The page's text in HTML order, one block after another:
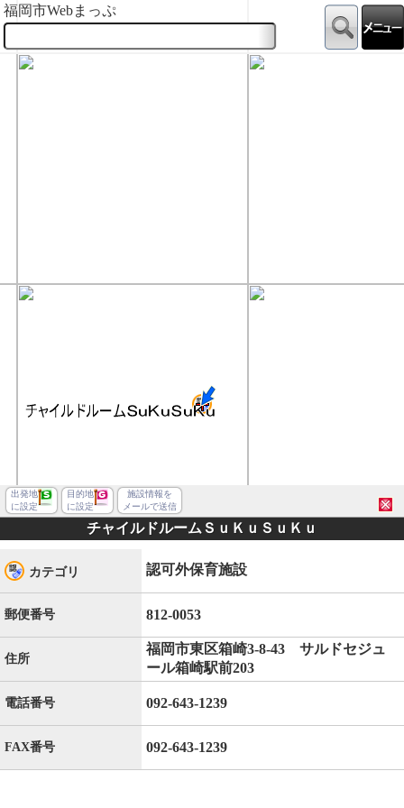
福岡市Webまっぷ
出発地
に設定
目的地
に設定
施設情報を
メールで送信
チャイルドルームＳｕＫｕＳｕＫｕ
カテゴリ 認可外保育施設
郵便番号 812-0053
住所
福岡市東区箱崎3-8-43 サルドセジュ
ール箱崎駅前203
電話番号 092-643-1239
FAX番号 092-643-1239